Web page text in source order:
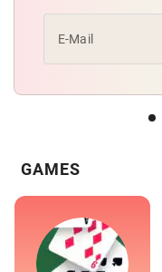
E-Mail
GAMES